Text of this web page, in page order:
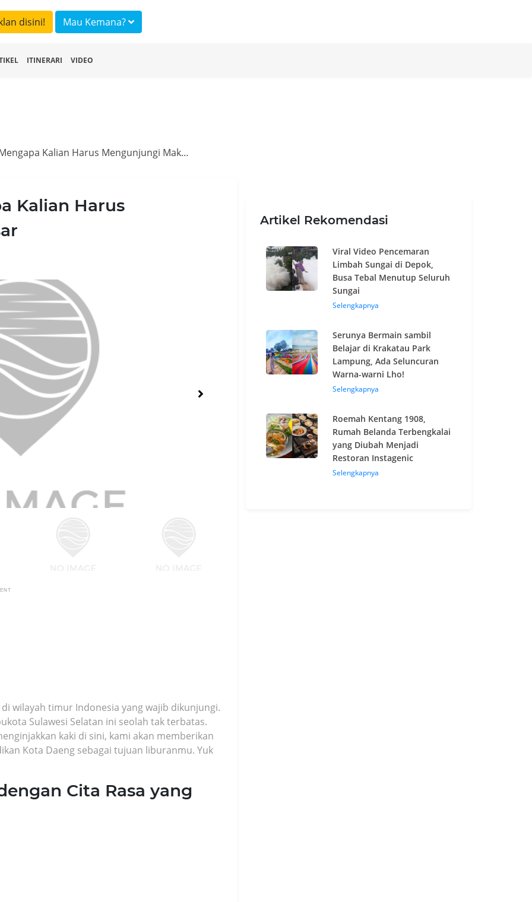
disini! Mau Kemana?
ITINERARI VIDEO
Inilah Alasan Mengapa Kalian Harus Mengunjungi Makassar
Kalian Harus
wilayah timur Indonesia yang wajib dikunjungi.
Sulawesi Selatan ini seolah tak terbatas.
kaki di sini, kami akan memberikan
Kota Daeng sebagai tujuan liburanmu. Yuk
Cita Rasa yang
Artikel Rekomendasi
Viral Video Pencemaran
Limbah Sungai di Depok,
Busa Tebal Menutup Seluruh
Sungai
Selengkapnya
Serunya Bermain sambil
Belajar di Krakatau Park
Lampung, Ada Seluncuran
Warna-warni Lho!
Selengkapnya
Roemah Kentang 1908,
Rumah Belanda Terbengkalai
yang Diubah Menjadi
Restoran Instagenic
Selengkapnya